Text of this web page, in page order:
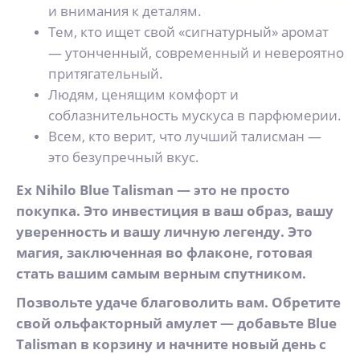
и внимания к деталям.
Тем, кто ищет свой «сигнатурный» аромат
— утонченный, современный и невероятно
притягательный.
Людям, ценящим комфорт и
соблазнительность мускуса в парфюмерии.
Всем, кто верит, что лучший талисман —
это безупречный вкус.
Ex Nihilo Blue Talisman — это не просто
покупка. Это инвестиция в ваш образ, вашу
уверенность и вашу личную легенду. Это
магия, заключенная во флаконе, готовая
стать вашим самым верным спутником.
Позвольте удаче благоволить вам. Обретите
свой ольфакторный амулет — добавьте Blue
Talisman в корзину и начните новый день с